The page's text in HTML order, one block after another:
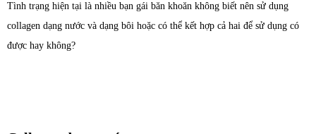
Tình trạng hiện tại là nhiều bạn gái băn khoăn không biết nên sử dụng
collagen dạng nước và dạng bôi hoặc có thể kết hợp cả hai để sử dụng có
được hay không?